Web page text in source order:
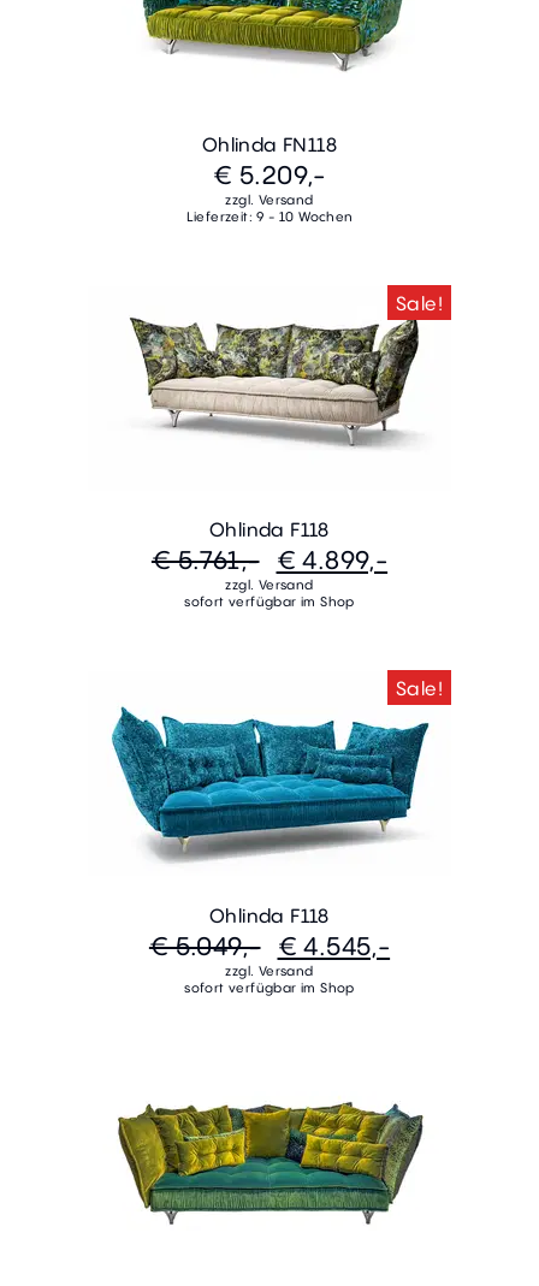
Ohlinda FN118
€ 5.209,-
zzgl. Versand
Lieferzeit: 9 - 10 Wochen
Sale!
Ohlinda F118
€ 5.761,- € 4.899,-
zzgl. Versand
sofort verfügbar im Shop
Sale!
Ohlinda F118
€ 5.049,- € 4.545,-
zzgl. Versand
sofort verfügbar im Shop